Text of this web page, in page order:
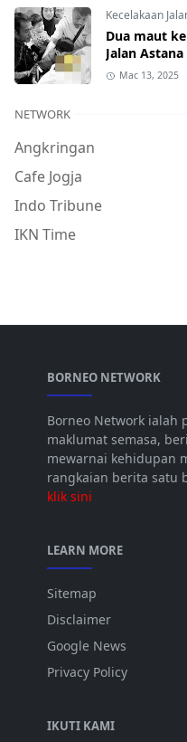
Kecelakaan
Dua maut
Jalan Astana
Mac 13, 2025
NETWORK
Angkringan
Cafe Jogja
Indo Tribune
IKN Time
BORNEO NETWORK
Borneo Network ialah
maklumat semasa,
mewarnai kehidupan
rangkaian berita satu
klik sini
LEARN MORE
Sitemap
Disclaimer
Google News
Privacy Policy
IKUTI KAMI